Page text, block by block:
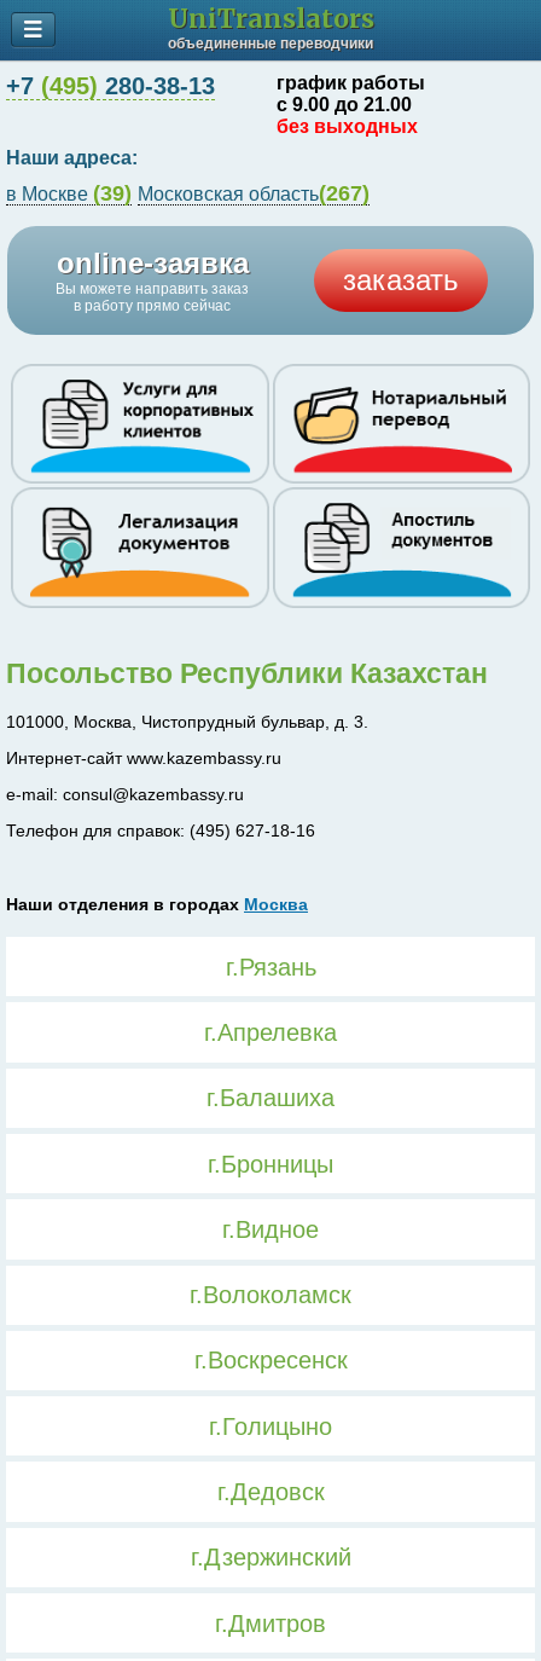
+7 (495) 280-38-13
график работы
с 9.00 до 21.00
без выходных
Наши адреса:
в Москве (39) Московская область(267)
online-заявка
Вы можете направить заказ
в работу прямо сейчас
заказать
Посольство Республики Казахстан
101000, Москва, Чистопрудный бульвар, д. 3.
Интернет-сайт www.kazembassy.ru
e-mail: consul@kazembassy.ru
Телефон для справок: (495) 627-18-16
Наши отделения в городах Москва
г.Рязань
г.Апрелевка
г.Балашиха
г.Бронницы
г.Видное
г.Волоколамск
г.Воскресенск
г.Голицыно
г.Дедовск
г.Дзержинский
г.Дмитров
UniTranslators
объединенные переводчики